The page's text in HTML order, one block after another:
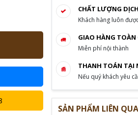
CHẤT LƯỢNG
Khách hàng luôn
GIAO HÀNG TOÀN
Miễn phí nội thành
THANH TOÁN TẠI
Nếu quý khách yêu
SẢN PHẨM LIÊN